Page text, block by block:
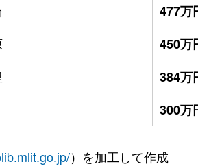
477万
450万
384万
300万
）を加工して作成